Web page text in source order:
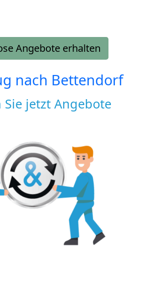
Angebote erhalten
nach Bettendorf
Sie jetzt Angebote